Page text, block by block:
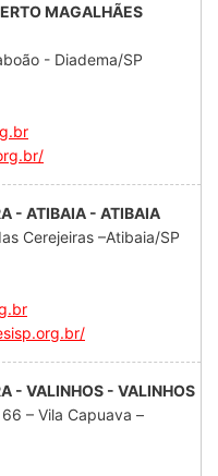
MAGALHÃES
- Diadema/SP
- ATIBAIA - ATIBAIA
Cerejeiras –Atibaia/SP
- VALINHOS - VALINHOS
– Vila Capuava –